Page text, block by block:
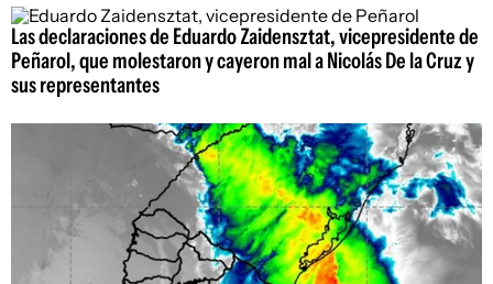
Las declaraciones de Eduardo Zaidensztat, vicepresidente de
Peñarol, que molestaron y cayeron mal a Nicolás De la Cruz y
sus representantes